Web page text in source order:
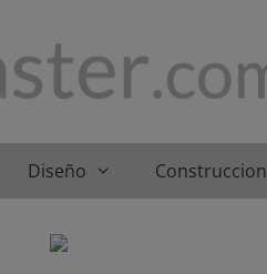
Diseño Construccion